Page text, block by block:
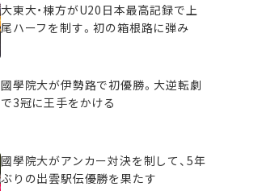
大東大・棟方がU20日本最高記録で上
尾ハーフを制す。初の箱根路に弾み
國學院大が伊勢路で初優勝。大逆転劇
で3冠に王手をかける
國學院大がアンカー対決を制して、5年
ぶりの出雲駅伝優勝を果たす